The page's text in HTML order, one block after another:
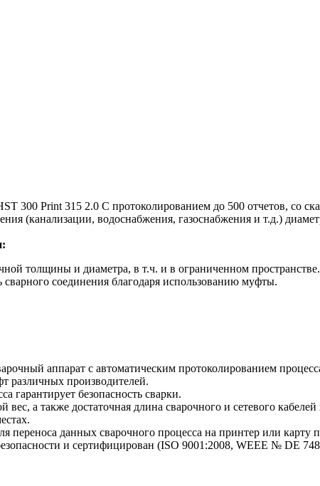
300 Print 315 2.0 С протоколированием до 500 отчетов, со
(канализации, водоснабжения, газоснабжения и т.д.)
толщины и диаметра, в т.ч. и в ограниченном пространстве.
сварного соединения благодаря использованию муфты.
аппарат с автоматическим протоколированием
различных производителей.
гарантирует безопасность сварки.
а также достаточная длина сварочного и сетевого
переноса данных сварочного процесса на принтер или
и сертифицирован (ISO 9001:2008, WEEE № DE